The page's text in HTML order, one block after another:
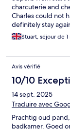
charcuterie and
Charles could not
definitely stay
Stuart, séjour de
Avis vérifié
10/10
14 sept. 2025
Traduire avec
Prachtig oud
badkamer. Goed